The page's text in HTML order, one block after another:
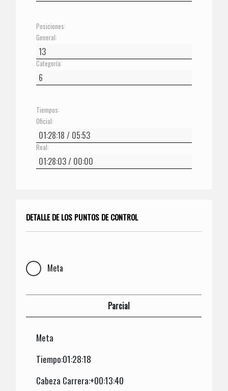
Posiciones:
General:
Categoría:
Tiempos:
Oficial:
Real:
DETALLE DE LOS PUNTOS DE CONTROL
Meta
Parcial
Meta
Tiempo:01:28:18
Cabeza Carrera:+00:13:40